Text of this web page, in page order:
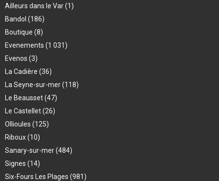
Ailleurs dans le Var(1)
Bandol (186)
Boutique (8)
Evenements (1 031)
Evenos (3)
La Cadière (36)
La Seyne-sur-mer(118)
Le Beausset(47)
Le Castellet(26)
Ollioules (125)
Riboux(10)
Sanary-sur-mer(484)
Signes (14)
Six-Fours Les Plages (981)